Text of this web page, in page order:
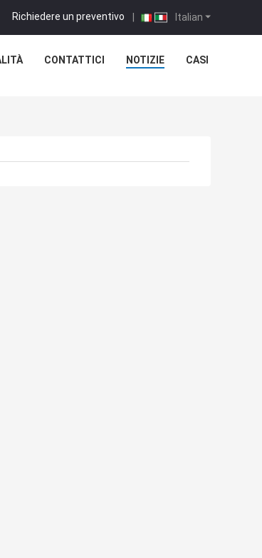
Italian
Richiedere un preventivo |
CONTATTICI NOTIZIE CASI